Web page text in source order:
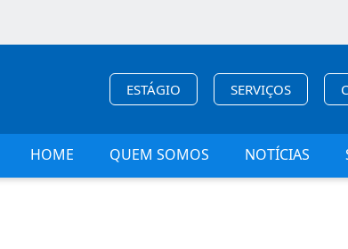
ESTÁGIO SERVIÇOS
HOME QUEM SOMOS NOTÍCIAS